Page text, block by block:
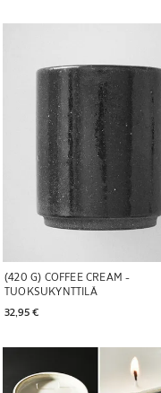
(420 G) COFFEE CREAM -
TUOKSUKYNTTILÄ
32,95 €
Kuva vaihdettu kohtaan 1 5